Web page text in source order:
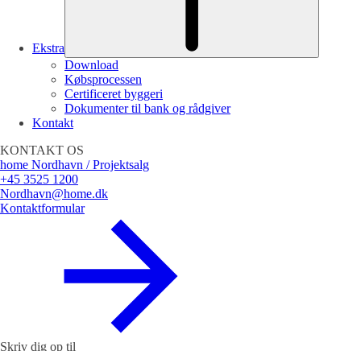
Ekstra
Download
Købsprocessen
Certificeret byggeri
Dokumenter til bank og rådgiver
Kontakt
KONTAKT OS
home Nordhavn / Projektsalg
+45 3525 1200
Nordhavn@home.dk
Kontaktformular
Skriv dig op til